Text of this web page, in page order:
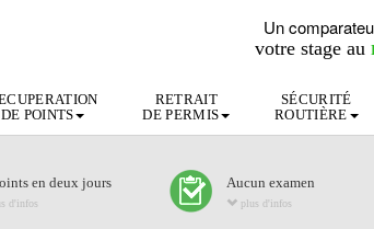
Un
votre stage au
DE POINTS
RETRAIT
DE PERMIS
SÉCURITÉ
ROUTIÈRE
en deux jours
d'infos
Aucun examen
plus d'infos